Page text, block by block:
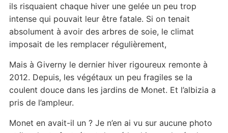
ils risquaient chaque hiver une gelée un peu trop
intense qui pouvait leur être fatale. Si on tenait
absolument à avoir des arbres de soie, le climat
imposait de les remplacer régulièrement,
Mais à Giverny le dernier hiver rigoureux remonte à
2012. Depuis, les végétaux un peu fragiles se la
coulent douce dans les jardins de Monet. Et l’albizia a
pris de l’ampleur.
Monet en avait-il un ? Je n’en ai vu sur aucune photo